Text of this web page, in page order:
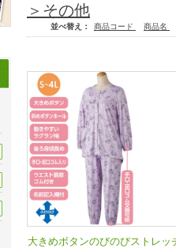
＞その他
並べ替え： 商品コード 商品名
大きめボタンのびのびストレッ